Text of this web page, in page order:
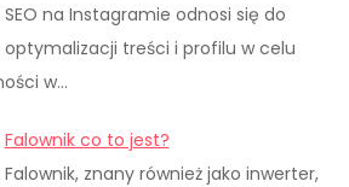
SEO na Instagramie odnosi się do
optymalizacji treści i profilu w celu
w…
Falownik co to jest?
Falownik, znany również jako inwerter,